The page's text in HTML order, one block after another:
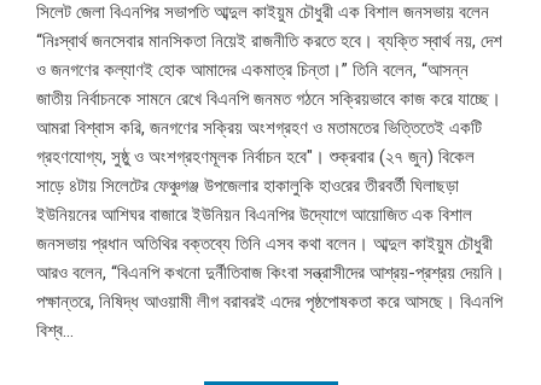
সিলেট জেলা বিএনপির সভাপতি আব্দুল কাইয়ুম চৌধুরী এক বিশাল জনসভায় বলেন
“নিঃস্বার্থ জনসেবার মানসিকতা নিয়েই রাজনীতি করতে হবে। ব্যক্তি স্বার্থ নয়, দেশ
ও জনগণের কল্যাণই হোক আমাদের একমাত্র চিন্তা।” তিনি বলেন, “আসন্ন
জাতীয় নির্বাচনকে সামনে রেখে বিএনপি জনমত গঠনে সক্রিয়ভাবে কাজ করে যাচ্ছে।
আমরা বিশ্বাস করি, জনগণের সক্রিয় অংশগ্রহণ ও মতামতের ভিত্তিতেই একটি
গ্রহণযোগ্য, সুষ্ঠু ও অংশগ্রহণমূলক নির্বাচন হবে"। শুক্রবার (২৭ জুন) বিকেল
সাড়ে ৪টায় সিলেটের ফেঞ্চুগঞ্জ উপজেলার হাকালুকি হাওরের তীরবর্তী ঘিলাছড়া
ইউনিয়নের আশিঘর বাজারে ইউনিয়ন বিএনপির উদ্যোগে আয়োজিত এক বিশাল
জনসভায় প্রধান অতিথির বক্তব্যে তিনি এসব কথা বলেন। আব্দুল কাইয়ুম চৌধুরী
আরও বলেন, “বিএনপি কখনো দুর্নীতিবাজ কিংবা সন্ত্রাসীদের আশ্রয়-প্রশ্রয় দেয়নি।
পক্ষান্তরে, নিষিদ্ধ আওয়ামী লীগ বরাবরই এদের পৃষ্ঠপোষকতা করে আসছে। বিএনপি
বিশ্ব...